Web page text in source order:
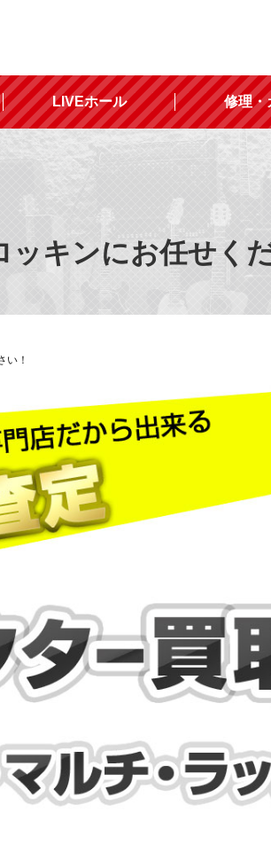
LIVEホール 修理・
キンにお任せく
い！